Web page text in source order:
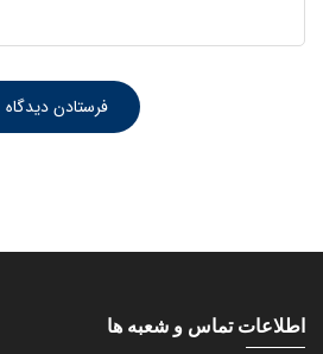
اطلاعات تماس و شعبه ها